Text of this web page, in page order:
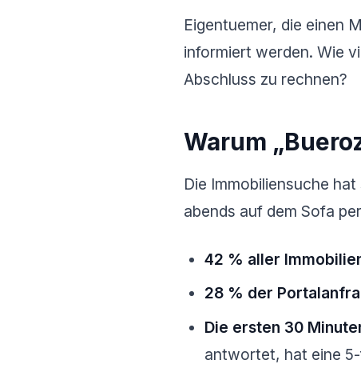
Eigentuemer, die einen
informiert werden. Wie
Abschluss zu rechnen?
Warum
Die Immobiliensuche
abends auf dem Sofa
42 % aller
28 % der
Die ersten 30
antwortet, hat eine